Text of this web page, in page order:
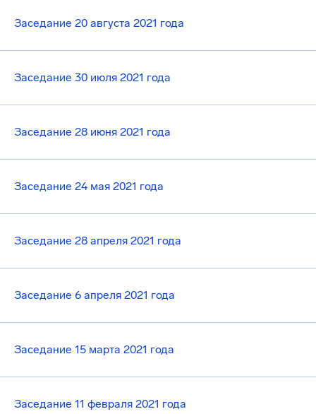
Заседание 20 августа 2021 года
Заседание 30 июля 2021 года
Заседание 28 июня 2021 года
Заседание 24 мая 2021 года
Заседание 28 апреля 2021 года
Заседание 6 апреля 2021 года
Заседание 15 марта 2021 года
Заседание 11 февраля 2021 года